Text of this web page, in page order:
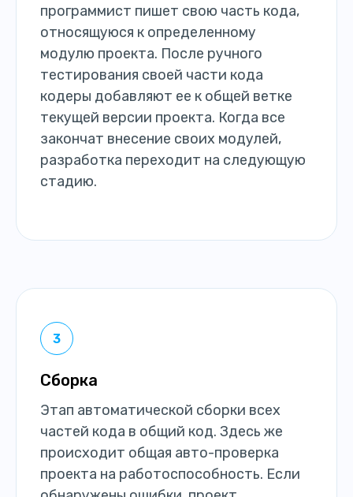
программист пишет свою часть кода,
относящуюся к определенному
модулю проекта. После ручного
тестирования своей части кода
кодеры добавляют ее к общей ветке
текущей версии проекта. Когда все
закончат внесение своих модулей,
разработка переходит на следующую
стадию.
Сборка
Этап автоматической сборки всех
частей кода в общий код. Здесь же
происходит общая авто-проверка
проекта на работоспособность. Если